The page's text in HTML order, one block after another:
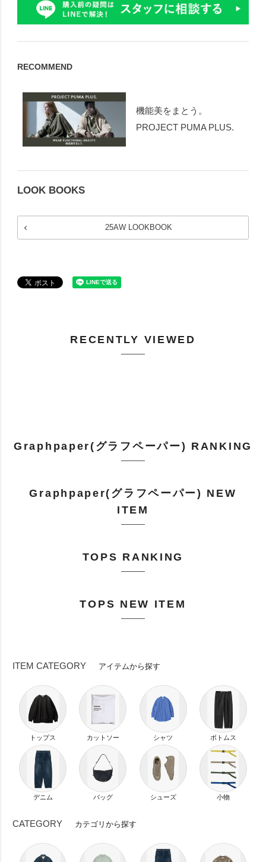
RECOMMEND
機能美をまとう。
PROJECT PUMA PLUS.
LOOK BOOKS
25AW LOOKBOOK
RECENTLY VIEWED
Graphpaper(グラフペーパー) RANKING
Graphpaper(グラフペーパー) NEW
ITEM
TOPS RANKING
TOPS NEW ITEM
ITEM CATEGORY アイテムから探す
トップス カットソー シャツ ボトムス
デニム バッグ シューズ 小物
CATEGORY カテゴリから探す